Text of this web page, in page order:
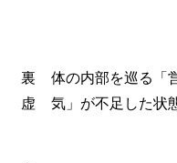
裏
虚
体の内部を巡る「
気」が不足した状